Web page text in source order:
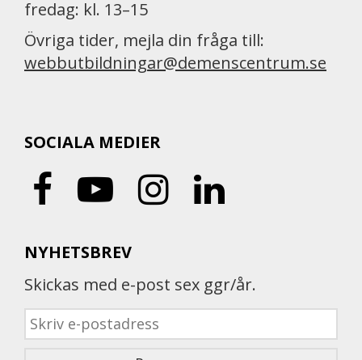
fredag: kl. 13–15
Övriga tider, mejla din fråga till:
webbutbildningar@demenscentrum.se
SOCIALA MEDIER
NYHETSBREV
Skickas med e-post sex ggr/år.